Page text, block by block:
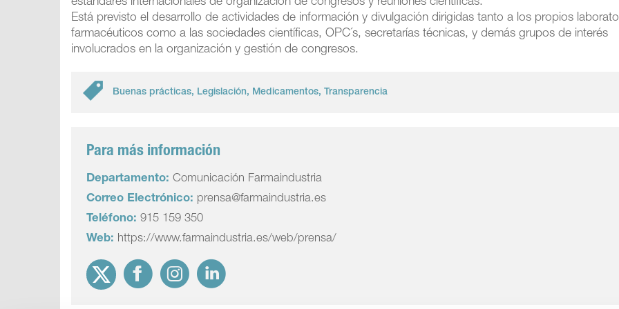
estándares internacionales de organización de congresos y reuniones científicas.
Está previsto el desarrollo de actividades de información y divulgación dirigidas tanto a los propios
farmacéuticos como a las sociedades científicas, OPC´s, secretarías técnicas, y demás grupos de interés
involucrados en la organización y gestión de congresos.
Buenas prácticas, Legislación, Medicamentos, Transparencia
Para más información
Departamento: Comunicación Farmaindustria
Correo Electrónico: prensa@farmaindustria.es
Teléfono: 915 159 350
Web: https://www.farmaindustria.es/web/prensa/